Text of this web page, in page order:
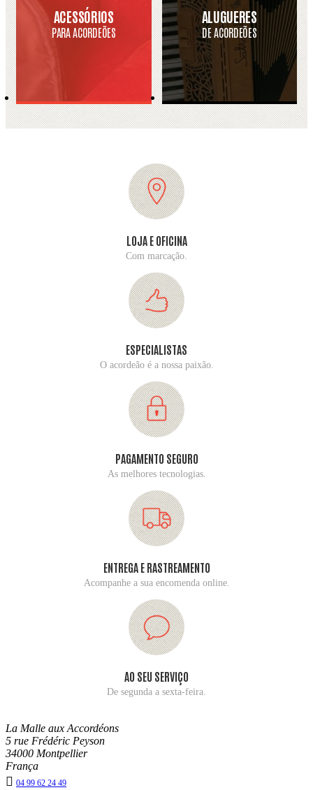
ACESSÓRIOS
PARA ACORDEÕES
ALUGUERES
DE ACORDEÕES
LOJA E OFICINA
Com marcação.
ESPECIALISTAS
O acordeão é a nossa paixão.
PAGAMENTO SEGURO
As melhores tecnologias.
ENTREGA E RASTREAMENTO
Acompanhe a sua encomenda online.
AO SEU SERVIÇO
De segunda a sexta-feira.
La Malle aux Accordéons
5 rue Frédéric Peyson
34000 Montpellier
França
 04 99 62 24 49